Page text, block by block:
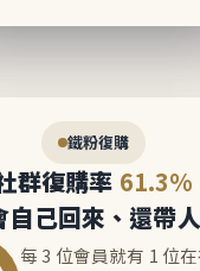
鐵粉復購
群復購率 61.3%
自己回來、還帶人
每 3 位會員就有 1 位